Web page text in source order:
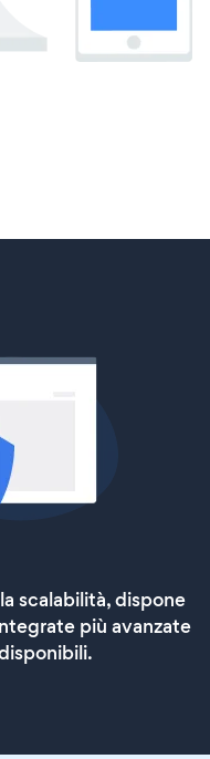
scalabilità, dispone
più avanzate